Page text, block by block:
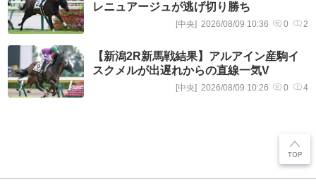
レニュアージュが逃げ切り勝ち
[中央] 2026/08/09 10:36 0 2
【新潟2R新馬戦結果】アルアイン産駒イ
スクメルが出遅れからの直線一気V
[中央] 2026/08/09 10:26 0 4